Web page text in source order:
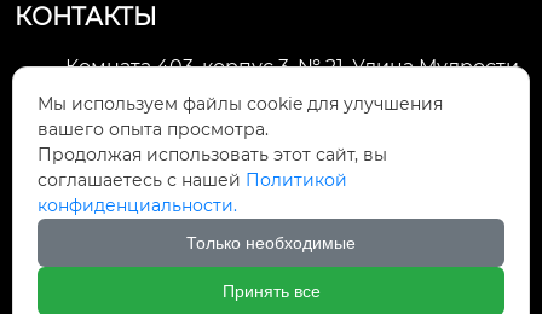
КОНТАКТЫ
Комната 403, корпус 3, № 21, Улица Мудрости,
Зона экономического развития Хуэйшань,
город Уси
li@futaogroup.com

Мы используем файлы cookie для улучшения
вашего опыта просмотра.
Продолжая использовать этот сайт, вы
соглашаетесь с нашей Политикой
конфиденциальности.
Только необходимые
Принять все